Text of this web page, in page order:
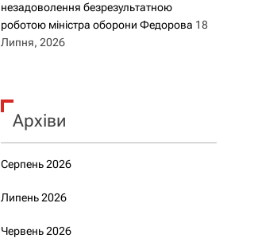
незадоволення безрезультатною
роботою міністра оборони Федорова 18
Липня, 2026
Архіви
Серпень 2026
Липень 2026
Червень 2026